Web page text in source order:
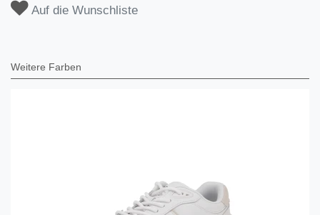
Auf die Wunschliste
Weitere Farben